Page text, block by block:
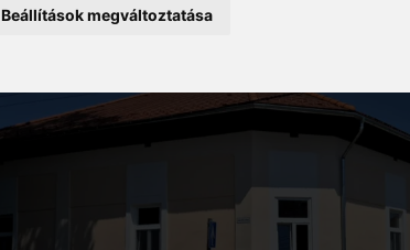
Beállítások megváltoztatása